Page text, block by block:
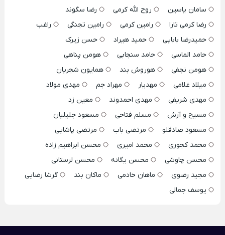
سامان یاسین
روح الله کرمی
رضا سگوند
رضا کرمی تارا
رامین کرمی رامین تجنگی
راغب
حمیدرضا بابایی
حمید هیراد
حسن زیرک
حامد الماسی
حامد سنجابی
هومن پناهی
هومن نجفی
هوروش بند
همایون شجریان
میلاد غلامی
مهدیار مهراد جم
مهدی مولاد
مهدی شریفی
مهدی احمدوند
معین زد
مسیح و آرش
مسلم فتاحی
مسعود جلیلیان
مسعود صادقلو
مرتضی باب
مرتضی پاشایی
محمد کجوری
محمد امیری
محسن ابراهیم زاده
محسن چاوشی
محسن یگانه
محسن لرستانی
مجید رضوی
ماهان خادمی ماکان بند
گرشا رضایی
یوسف جمالی